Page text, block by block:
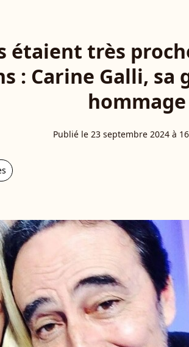
étaient très
: Carine Galli,
hommage
Publié le 23 septembre 2024 à